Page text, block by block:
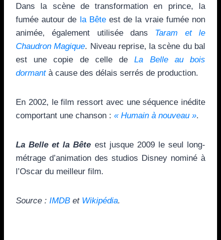
Dans la scène de transformation en prince, la
fumée autour de la Bêteest de la vraie fumée non
animée, également utilisée dans Taram et le
Chaudron Magique. Niveau reprise, la scène du bal
est une copie de celle deLa Belle au bois
dormant à cause des délais serrés de production.
En 2002, le film ressort avec une séquence inédite
comportant une chanson : « Humain à nouveau ».
La Belle et la Bête est jusque 2009 le seul long-
métrage d’animation des studios Disney nominé à
l’Oscar du meilleur film.
Source : IMDB et Wikipédia.